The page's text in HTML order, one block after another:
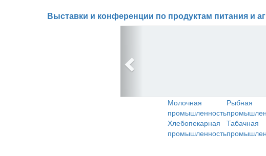
Выставки и конференции по продуктам питания и
Молочная
промышленность
Рыбная
Хлебопекарная
промышленность
Табачная